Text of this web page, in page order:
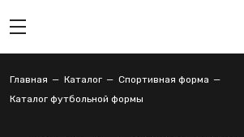
Главная Каталог
Спортивная форма
Каталог футбольной формы